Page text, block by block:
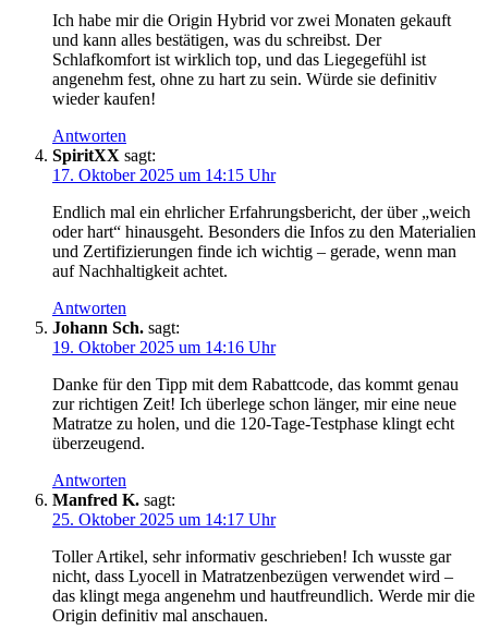
Ich habe mir die Origin Hybrid vor zwei Monaten gekauft
und kann alles bestätigen, was du schreibst. Der
Schlafkomfort ist wirklich top, und das Liegegefühl ist
angenehm fest, ohne zu hart zu sein. Würde sie definitiv
wieder kaufen!
Antworten
SpiritXX sagt:
17. Oktober 2025 um 14:15 Uhr
Endlich mal ein ehrlicher Erfahrungsbericht, der über „weich
oder hart“ hinausgeht. Besonders die Infos zu den Materialien
und Zertifizierungen finde ich wichtig – gerade, wenn man
auf Nachhaltigkeit achtet.
Antworten
Johann Sch. sagt:
19. Oktober 2025 um 14:16 Uhr
Danke für den Tipp mit dem Rabattcode, das kommt genau
zur richtigen Zeit! Ich überlege schon länger, mir eine neue
Matratze zu holen, und die 120-Tage-Testphase klingt echt
überzeugend.
Antworten
Manfred K. sagt:
25. Oktober 2025 um 14:17 Uhr
Toller Artikel, sehr informativ geschrieben! Ich wusste gar
nicht, dass Lyocell in Matratzenbezügen verwendet wird –
das klingt mega angenehm und hautfreundlich. Werde mir die
Origin definitiv mal anschauen.